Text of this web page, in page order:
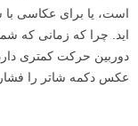
است، یا برای عکاسی با
اید. چرا که زمانی که
دوربین حرکت کمتری
عکس دکمه شاتر را فشار